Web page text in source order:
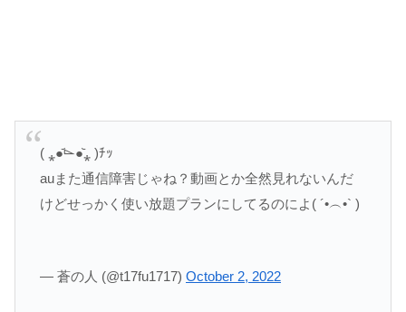
( ⁎●᷄⌳●᷅⁎ )ﾁｯ
auまた通信障害じゃね？動画とか全然見れないんだ
けどせっかく使い放題プランにしてるのによ( ´•︵•` )
— 蒼の人 (@t17fu1717) October 2, 2022